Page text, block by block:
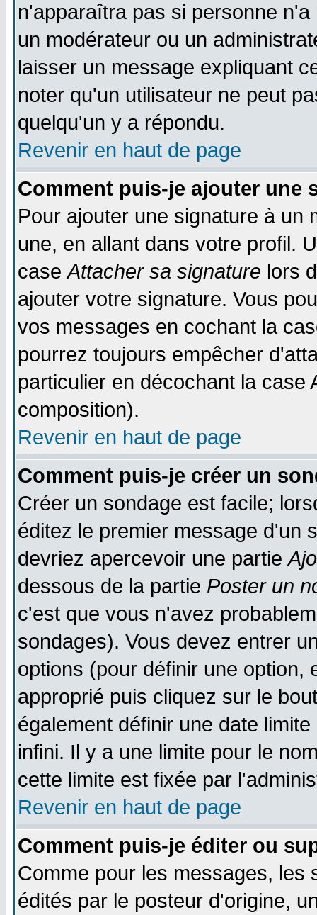
n'apparaîtra pas si personne
un modérateur ou un
laisser un message expliquant
noter qu'un utilisateur ne peut
quelqu'un y a répondu.
Revenir en haut de page
Comment puis-je ajouter une
Pour ajouter une signature à un
une, en allant dans votre profil.
caseAttacher sa signature lors
ajouter votre signature. Vous
vos messages en cochant la
pourrez toujours empêcher
particulier en décochant la
composition).
Revenir en haut de page
Comment puis-je créer un
Créer un sondage est facile;
éditez le premier message d'un
devriez apercevoir une partie
dessous de la partie Poster un
c'est que vous n'avez
sondages). Vous devez entrer
options (pour définir une option,
approprié puis cliquez sur le
également définir une date
infini. Il y a une limite pour le
cette limite est fixée par
Revenir en haut de page
Comment puis-je éditer ou
Comme pour les messages, les
édités par le posteur d'origine,